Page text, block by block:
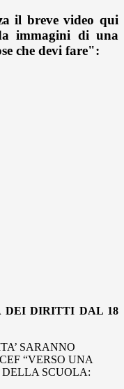
il breve video qui
immagini di una
che devi fare":
DEI DIRITTI DAL 18
SARANNO
“VERSO UNA
SCUOLA: